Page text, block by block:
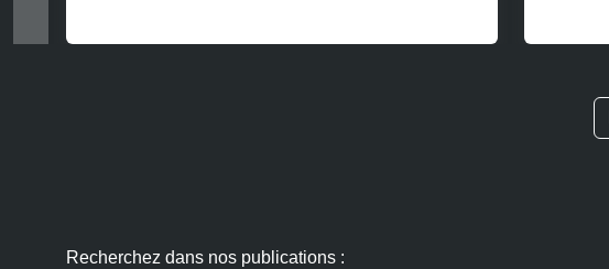
Recherchez dans nos publications :